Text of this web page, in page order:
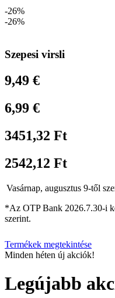
-26%
-26%
Szepesi virsli
9,49 €
6,99 €
3451,32 Ft
2542,12 Ft
Vasárnap, augusztus 9-től
*Az OTP Bank 2026.7.30-i
szerint.
Termékek megtekintése
Minden héten új akciók!
Legújabb